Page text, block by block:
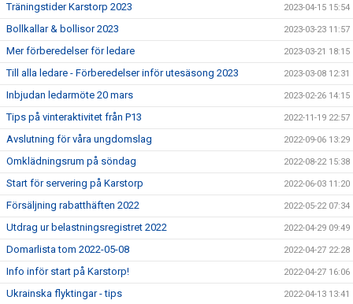
Träningstider Karstorp 2023 2023-04-15 15:54
Bollkallar & bollisor 2023 2023-03-23 11:57
Mer förberedelser för ledare 2023-03-21 18:15
Till alla ledare - Förberedelser inför utesäsong 2023 2023-03-08 12:31
Inbjudan ledarmöte 20 mars 2023-02-26 14:15
Tips på vinteraktivitet från P13 2022-11-19 22:57
Avslutning för våra ungdomslag 2022-09-06 13:29
Omklädningsrum på söndag 2022-08-22 15:38
Start för servering på Karstorp 2022-06-03 11:20
Försäljning rabatthäften 2022 2022-05-22 07:34
Utdrag ur belastningsregistret 2022 2022-04-29 09:49
Domarlista tom 2022-05-08 2022-04-27 22:28
Info inför start på Karstorp! 2022-04-27 16:06
Ukrainska flyktingar - tips 2022-04-13 13:41